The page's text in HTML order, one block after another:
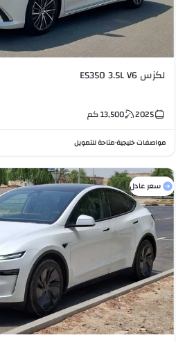
لكزس ES350 3.5L V6
2025
13,500كم
مواصفات خليجية•متاحة للتمويل
سعر عادل